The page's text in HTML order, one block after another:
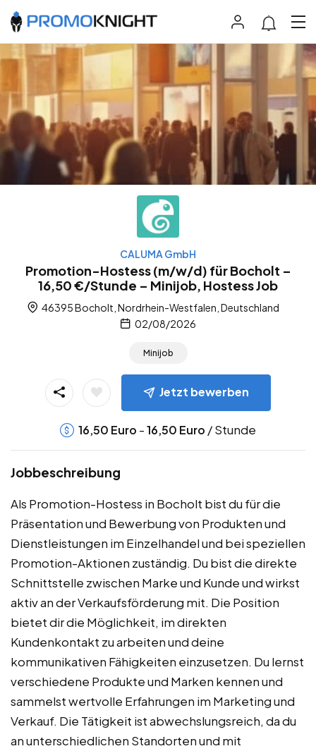
CALUMA GmbH
Promotion-Hostess (m/w/d) für Bocholt –
16,50 €/Stunde – Minijob, Hostess Job
46395 Bocholt, Nordrhein-Westfalen, Deutschland
02/08/2026
Minijob
Jetzt bewerben
16,50 Euro -16,50 Euro / Stunde
Jobbeschreibung
Als Promotion-Hostess in Bocholt bist du für die
Präsentation und Bewerbung von Produkten und
Dienstleistungen im Einzelhandel und bei speziellen
Promotion-Aktionen zuständig. Du bist die direkte
Schnittstelle zwischen Marke und Kunde und wirkst
aktiv an der Verkaufsförderung mit. Die Position
bietet dir die Möglichkeit, im direkten
Kundenkontakt zu arbeiten und deine
kommunikativen Fähigkeiten einzusetzen. Du lernst
verschiedene Produkte und Marken kennen und
sammelst wertvolle Erfahrungen im Marketing und
Verkauf. Die Tätigkeit ist abwechslungsreich, da du
an unterschiedlichen Standorten und mit